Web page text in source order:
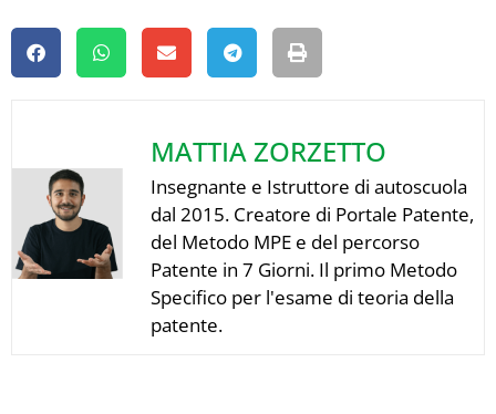
MATTIA ZORZETTO
Insegnante e Istruttore di autoscuola
dal 2015. Creatore di Portale Patente,
del Metodo MPE e del percorso
Patente in 7 Giorni. Il primo Metodo
Specifico per l'esame di teoria della
patente.